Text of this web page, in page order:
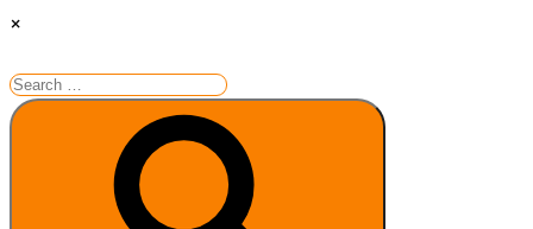
×
Search
for:
Search